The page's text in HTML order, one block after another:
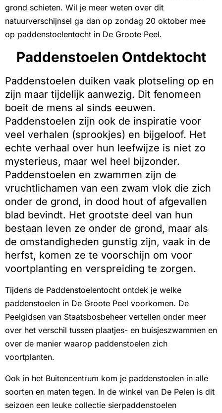
grond schieten. Wil je meer weten over dit
natuurverschijnsel ga dan op zondag 20 oktober mee
op paddenstoelentocht in De Groote Peel.
Paddenstoelen Ontdektocht
Paddenstoelen duiken vaak plotseling op en
zijn maar tijdelijk aanwezig. Dit fenomeen
boeit de mens al sinds eeuwen.
Paddenstoelen zijn ook de inspiratie voor
veel verhalen (sprookjes) en bijgeloof. Het
echte verhaal over hun leefwijze is niet zo
mysterieus, maar wel heel bijzonder.
Paddenstoelen en zwammen zijn de
vruchtlichamen van een zwam vlok die zich
onder de grond, in dood hout of afgevallen
blad bevindt. Het grootste deel van hun
bestaan leven ze onder de grond, maar als
de omstandigheden gunstig zijn, vaak in de
herfst, komen ze te voorschijn om voor
voortplanting en verspreiding te zorgen.
Tijdens de Paddenstoelentocht ontdek je welke
paddenstoelen in De Groote Peel voorkomen. De
Peelgidsen van Staatsbosbeheer vertellen onder meer
over het verschil tussen plaatjes- en buisjeszwammen en
over de manier waarop paddenstoelen zich
voortplanten.
Ook in het Buitencentrum kom je paddenstoelen in alle
soorten en maten tegen. In de winkel van De Pelen is dit
seizoen een leuke collectie sierpaddenstoelen